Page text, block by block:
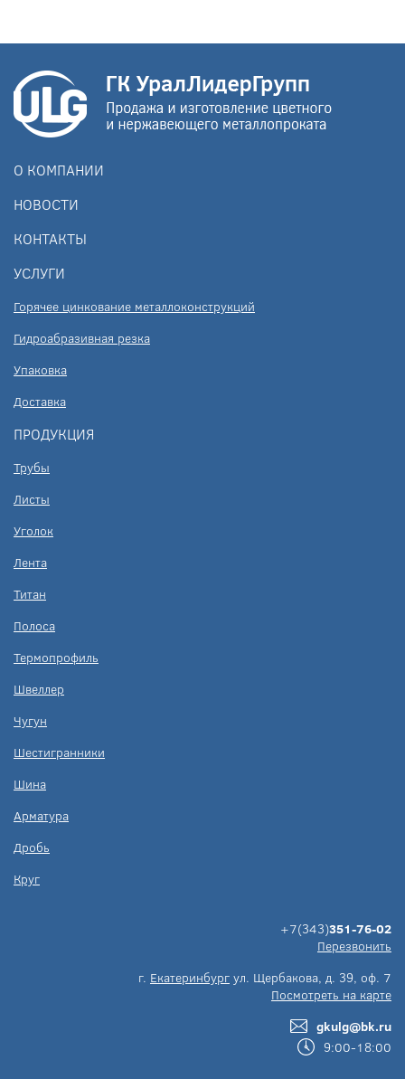
О КОМПАНИИ
НОВОСТИ
КОНТАКТЫ
УСЛУГИ
Горячее цинкование металлоконструкций
Гидроабразивная резка
Упаковка
Доставка
ПРОДУКЦИЯ
Трубы
Листы
Уголок
Лента
Титан
Полоса
Термопрофиль
Швеллер
Чугун
Шестигранники
Шина
Арматура
Дробь
Круг
+7(343)351-76-02
Перезвонить
г. Екатеринбург ул. Щербакова, д. 39, оф. 7
Посмотреть на карте
gkulg@bk.ru
9:00-18:00